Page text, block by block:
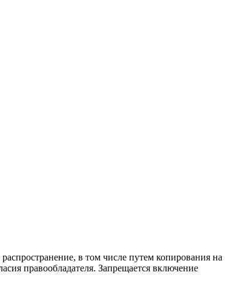
в том числе путем копирования на
правообладателя. Запрещается включение